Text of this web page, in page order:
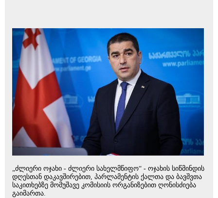
„ძლიერი ოჯახი - ძლიერი სახელმწიფო“ - ოჯახის სიწმინდის
დღესთან დაკავშირებით, პარლამენტის ქალთა და ბავშვთა
საკითხებზე მომუშავე კომისიის ორგანიზებით ღონისძიება
გაიმართა.